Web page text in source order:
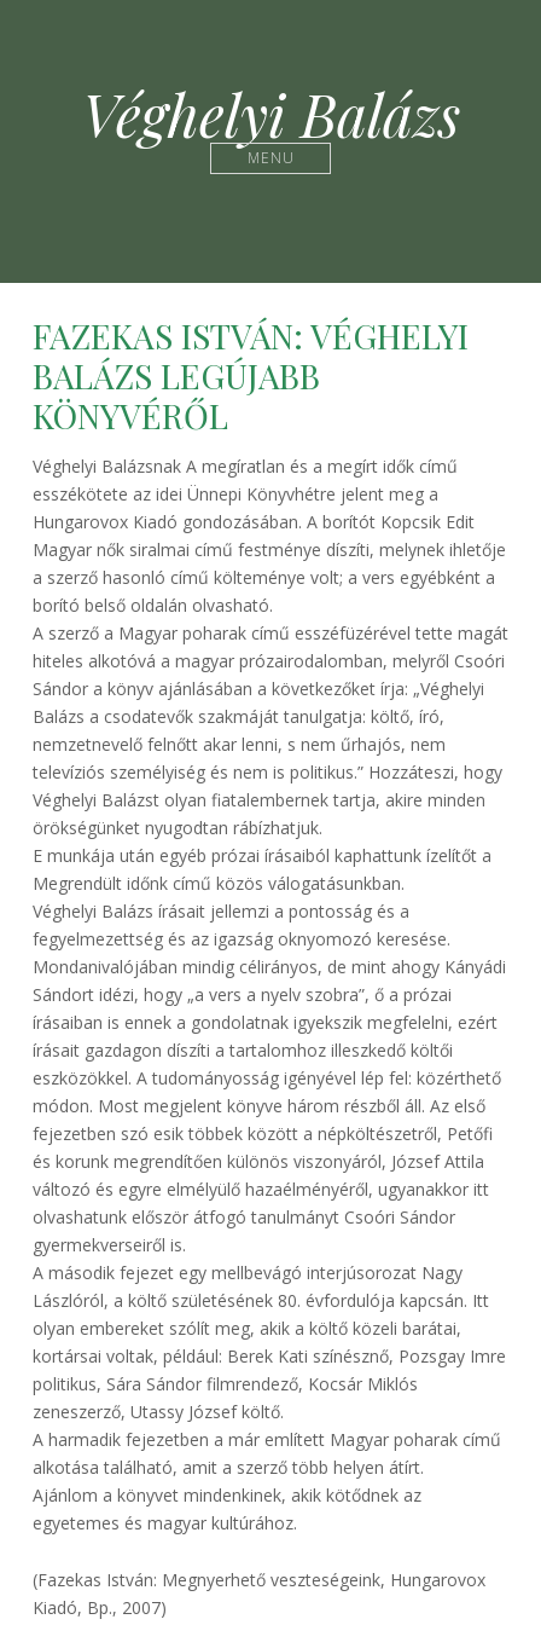
Véghelyi Balázs
MENU
FAZEKAS ISTVÁN: VÉGHELYI
BALÁZS LEGÚJABB
KÖNYVÉRŐL
Véghelyi Balázsnak A megíratlan és a megírt idők című
esszékötete az idei Ünnepi Könyvhétre jelent meg a
Hungarovox Kiadó gondozásában. A borítót Kopcsik Edit
Magyar nők siralmai című festménye díszíti, melynek ihletője
a szerző hasonló című költeménye volt; a vers egyébként a
borító belső oldalán olvasható.
A szerző a Magyar poharak című esszéfüzérével tette magát
hiteles alkotóvá a magyar prózairodalomban, melyről Csoóri
Sándor a könyv ajánlásában a következőket írja: „Véghelyi
Balázs a csodatevők szakmáját tanulgatja: költő, író,
nemzetnevelő felnőtt akar lenni, s nem űrhajós, nem
televíziós személyiség és nem is politikus.” Hozzáteszi, hogy
Véghelyi Balázst olyan fiatalembernek tartja, akire minden
örökségünket nyugodtan rábízhatjuk.
E munkája után egyéb prózai írásaiból kaphattunk ízelítőt a
Megrendült időnk című közös válogatásunkban.
Véghelyi Balázs írásait jellemzi a pontosság és a
fegyelmezettség és az igazság oknyomozó keresése.
Mondanivalójában mindig célirányos, de mint ahogy Kányádi
Sándort idézi, hogy „a vers a nyelv szobra”, ő a prózai
írásaiban is ennek a gondolatnak igyekszik megfelelni, ezért
írásait gazdagon díszíti a tartalomhoz illeszkedő költői
eszközökkel. A tudományosság igényével lép fel: közérthető
módon. Most megjelent könyve három részből áll. Az első
fejezetben szó esik többek között a népköltészetről, Petőfi
és korunk megrendítően különös viszonyáról, József Attila
változó és egyre elmélyülő hazaélményéről, ugyanakkor itt
olvashatunk először átfogó tanulmányt Csoóri Sándor
gyermekverseiről is.
A második fejezet egy mellbevágó interjúsorozat Nagy
Lászlóról, a költő születésének 80. évfordulója kapcsán. Itt
olyan embereket szólít meg, akik a költő közeli barátai,
kortársai voltak, például: Berek Kati színésznő, Pozsgay Imre
politikus, Sára Sándor filmrendező, Kocsár Miklós
zeneszerző, Utassy József költő.
A harmadik fejezetben a már említett Magyar poharak című
alkotása található, amit a szerző több helyen átírt.
Ajánlom a könyvet mindenkinek, akik kötődnek az
egyetemes és magyar kultúrához.
(Fazekas István: Megnyerhető veszteségeink, Hungarovox
Kiadó, Bp., 2007)